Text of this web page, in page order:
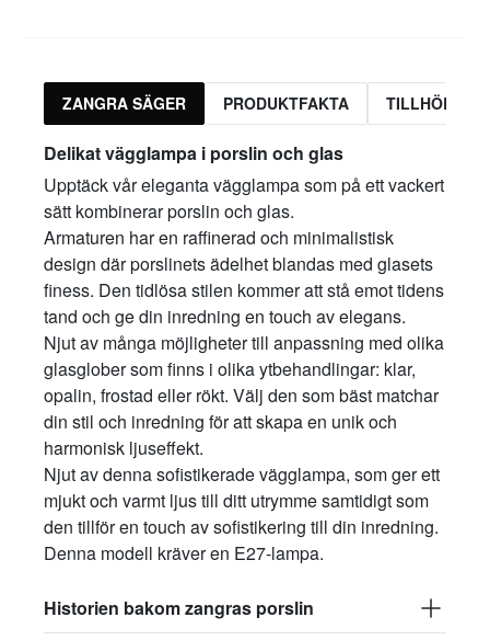
ZANGRA SÄGER PRODUKTFAKTA
Delikat vägglampa i porslin och glas
Upptäck vår eleganta vägglampa som på ett vackert
sätt kombinerar porslin och glas.
Armaturen har en raffinerad och minimalistisk
design där porslinets ädelhet blandas med glasets
finess. Den tidlösa stilen kommer att stå emot tidens
tand och ge din inredning en touch av elegans.
Njut av många möjligheter till anpassning med olika
glasglober som finns i olika ytbehandlingar: klar,
opalin, frostad eller rökt. Välj den som bäst matchar
din stil och inredning för att skapa en unik och
harmonisk ljuseffekt.
Njut av denna sofistikerade vägglampa, som ger ett
mjukt och varmt ljus till ditt utrymme samtidigt som
den tillför en touch av sofistikering till din inredning.
Denna modell kräver en E27-lampa.
Historien bakom zangras porslin